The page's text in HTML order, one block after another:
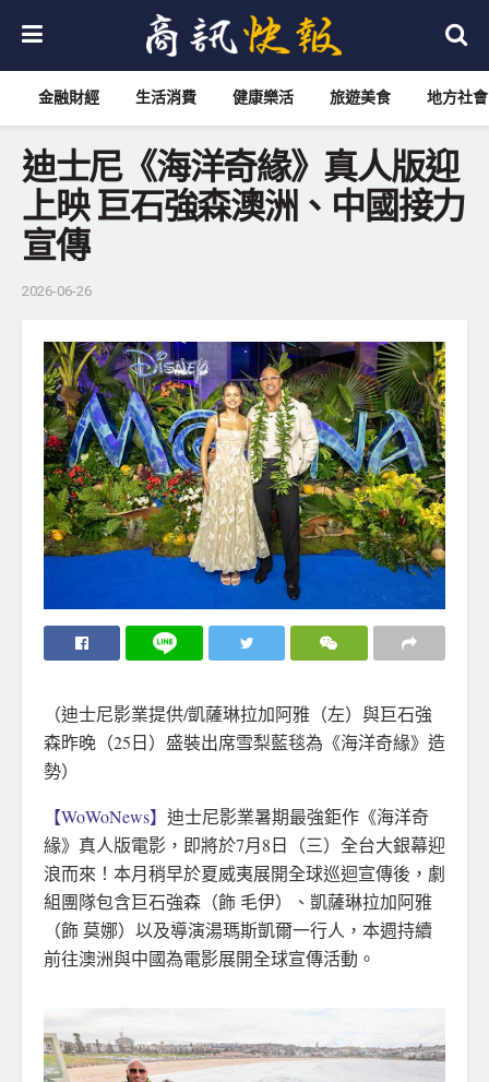
金融財經 生活消費 健康樂活 旅遊美食 地方社會
迪士尼《海洋奇緣》真人版迎
上映 巨石強森澳洲、中國接力
宣傳
2026-06-26
（迪士尼影業提供/凱薩琳拉加阿雅（左）與巨石強
森昨晚（25日）盛裝出席雪梨藍毯為《海洋奇緣》造
勢）
【WoWoNews】 迪士尼影業暑期最強鉅作《海洋奇
緣》真人版電影，即將於7月8日（三）全台大銀幕迎
浪而來！本月稍早於夏威夷展開全球巡迴宣傳後，劇
組團隊包含巨石強森（飾 毛伊）、凱薩琳拉加阿雅
（飾 莫娜）以及導演湯瑪斯凱爾一行人，本週持續
前往澳洲與中國為電影展開全球宣傳活動。